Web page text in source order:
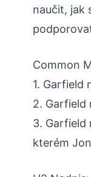
naučit, jak
Common
1. Garfield
2. Garfield
3. Garfield
kterém